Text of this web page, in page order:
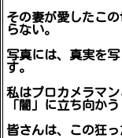
その妻が愛したこ
らない。
写真には、真実を
す。
私はプロカメラマ
「闇」に立ち向か
皆さんは、この狂